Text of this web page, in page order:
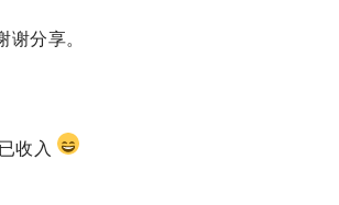
分享。
收入